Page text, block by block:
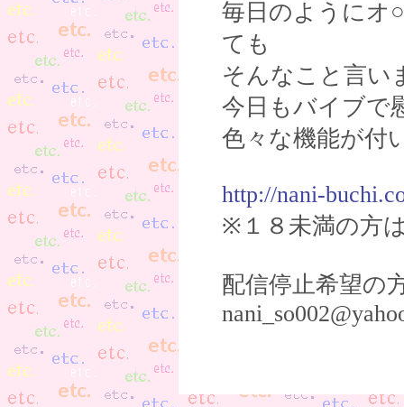
毎日のようにオ
ても
そんなこと言い
今日もバイブで
色々な機能が付
http://nani-
※１８未満の方
配信停止希望の